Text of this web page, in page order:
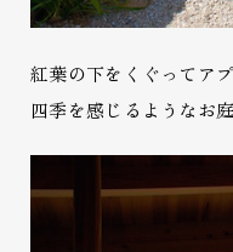
紅葉の下をくぐってア
四季を感じるようなお